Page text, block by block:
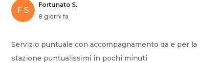
F S
Fortunato S.
8 giorni fa
Servizio puntuale con accompagnamento da e per la
stazione puntualissimi in pochi minuti